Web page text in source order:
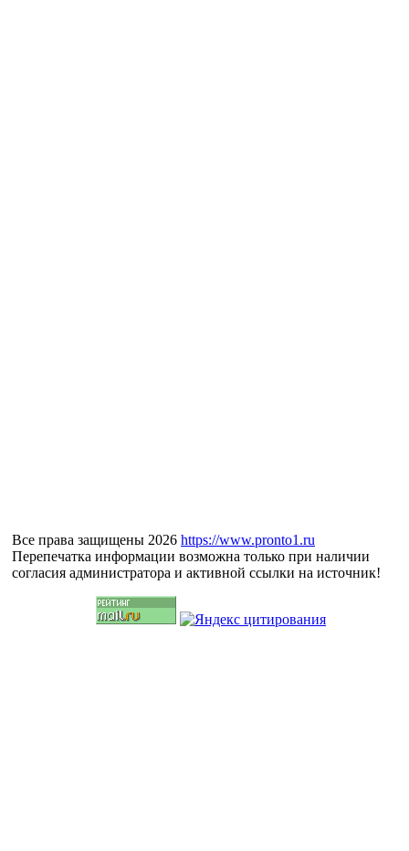
Все права защищены 2026 https://www.pronto1.ru
Перепечатка информации возможна только при наличии
согласия администратора и активной ссылки на источник!